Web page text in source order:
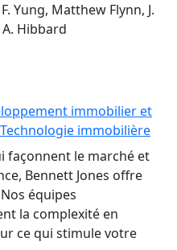
Yung, Matthew Flynn, J.
Hibbard
immobilier et
Technologie immobilière
façonnent le marché et
Bennett Jones offre
équipes
la complexité en
ce qui stimule votre